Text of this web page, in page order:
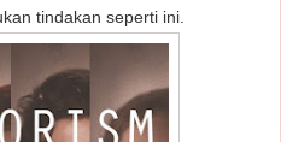
tindakan seperti ini.